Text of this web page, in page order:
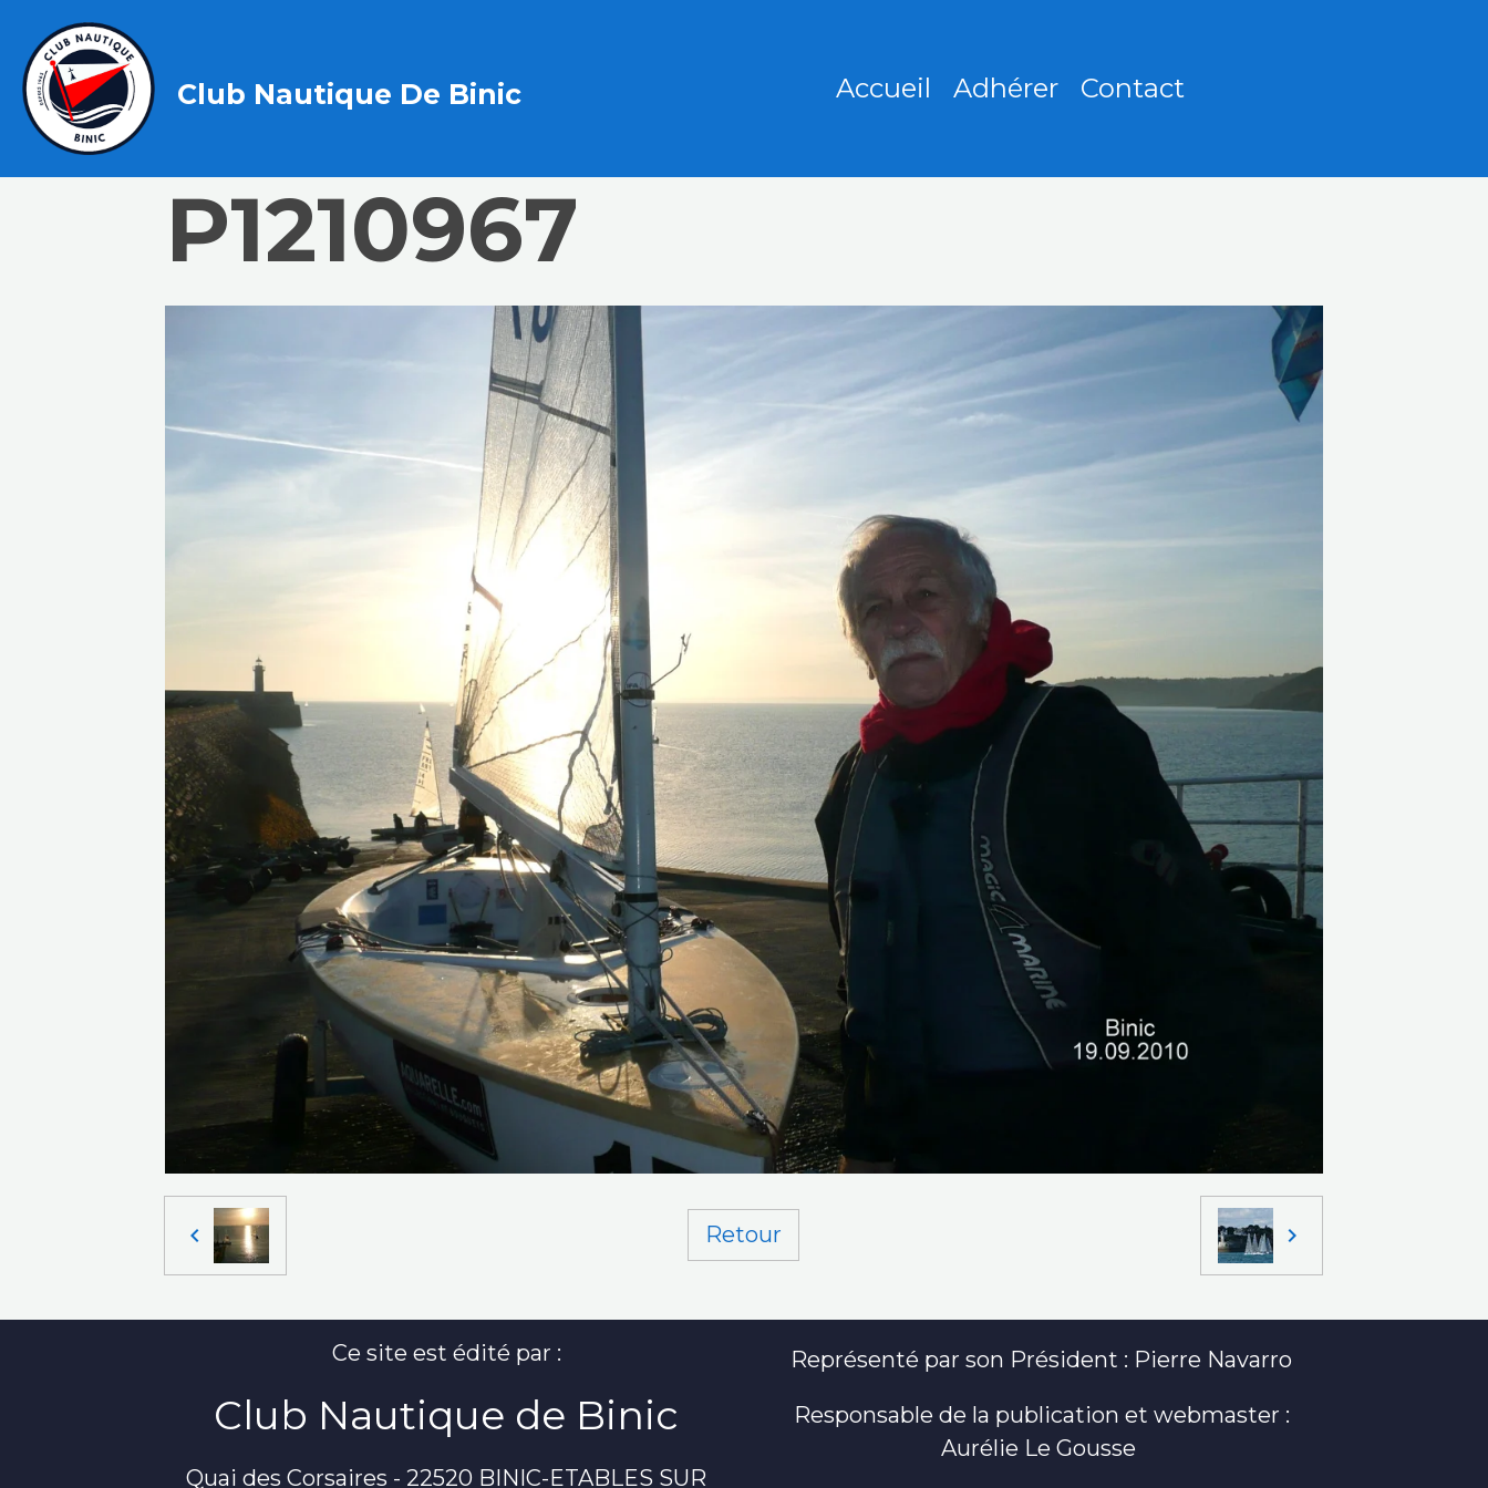
Club Nautique De Binic Accueil Adhérer Contact
P1210967
Retour
Ce site est édité par :
Club Nautique de Binic
Quai des Corsaires - 22520 BINIC-ETABLES SUR
Représenté par son Président : Pierre Navarro
Responsable de la publication et webmaster :
Aurélie Le Gousse